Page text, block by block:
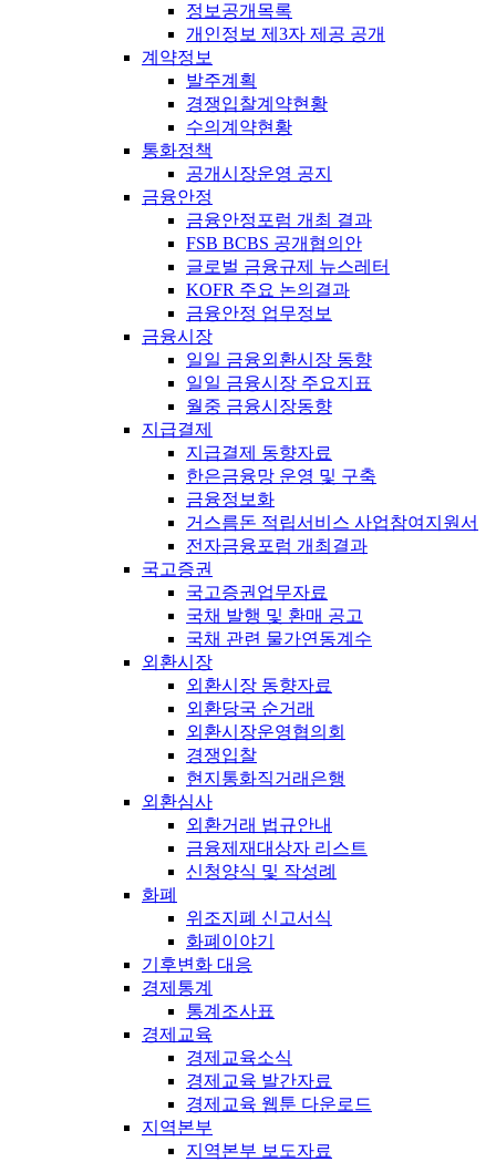
정보공개목록
개인정보 제3자 제공 공개
계약정보
발주계획
경쟁입찰계약현황
수의계약현황
통화정책
공개시장운영 공지
금융안정
금융안정포럼 개최 결과
FSB BCBS 공개협의안
글로벌 금융규제 뉴스레터
KOFR 주요 논의결과
금융안정 업무정보
금융시장
일일 금융외환시장 동향
일일 금융시장 주요지표
월중 금융시장동향
지급결제
지급결제 동향자료
한은금융망 운영 및 구축
금융정보화
거스름돈 적립서비스 사업참여지원서
전자금융포럼 개최결과
국고증권
국고증권업무자료
국채 발행 및 환매 공고
국채 관련 물가연동계수
외환시장
외환시장 동향자료
외환당국 순거래
외환시장운영협의회
경쟁입찰
현지통화직거래은행
외환심사
외환거래 법규안내
금융제재대상자 리스트
신청양식 및 작성례
화폐
위조지폐 신고서식
화폐이야기
기후변화 대응
경제통계
통계조사표
경제교육
경제교육소식
경제교육 발간자료
경제교육 웹툰 다운로드
지역본부
지역본부 보도자료